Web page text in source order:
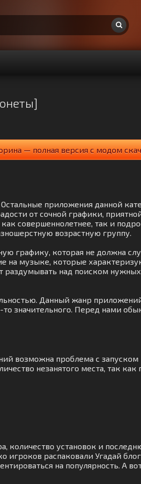
— полная версия с модом
приложения данной
от сочной графики,
совершеннолетнее, так и
возрастную группу.
графику, которая не должна
музыке, которые
раздумывать над поиском
Данный жанр
значительного. Перед нами
возможна проблема с
незанятого места, так
количество установок и
игроков распаковали Угадай
на популярность. А